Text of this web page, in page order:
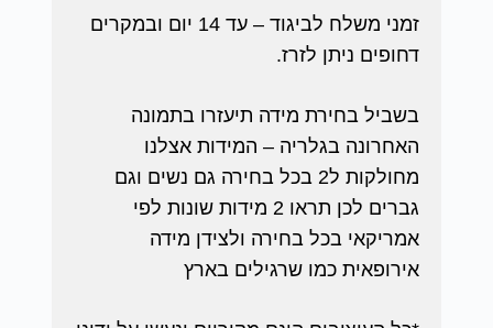
זמני משלח לביגוד – עד 14 יום ובמקרים
דחופים ניתן לזרז.
בשביל בחירת מידה תיעזרו בתמונה
האחרונה בגלריה – המידות אצלנו
מחולקות ל2 בכל בחירה גם נשים וגם
גברים לכן תראו 2 מידות שונות לפי
אמריקאי בכל בחירה ולצידן מידה
אירופאית כמו שרגילים בארץ